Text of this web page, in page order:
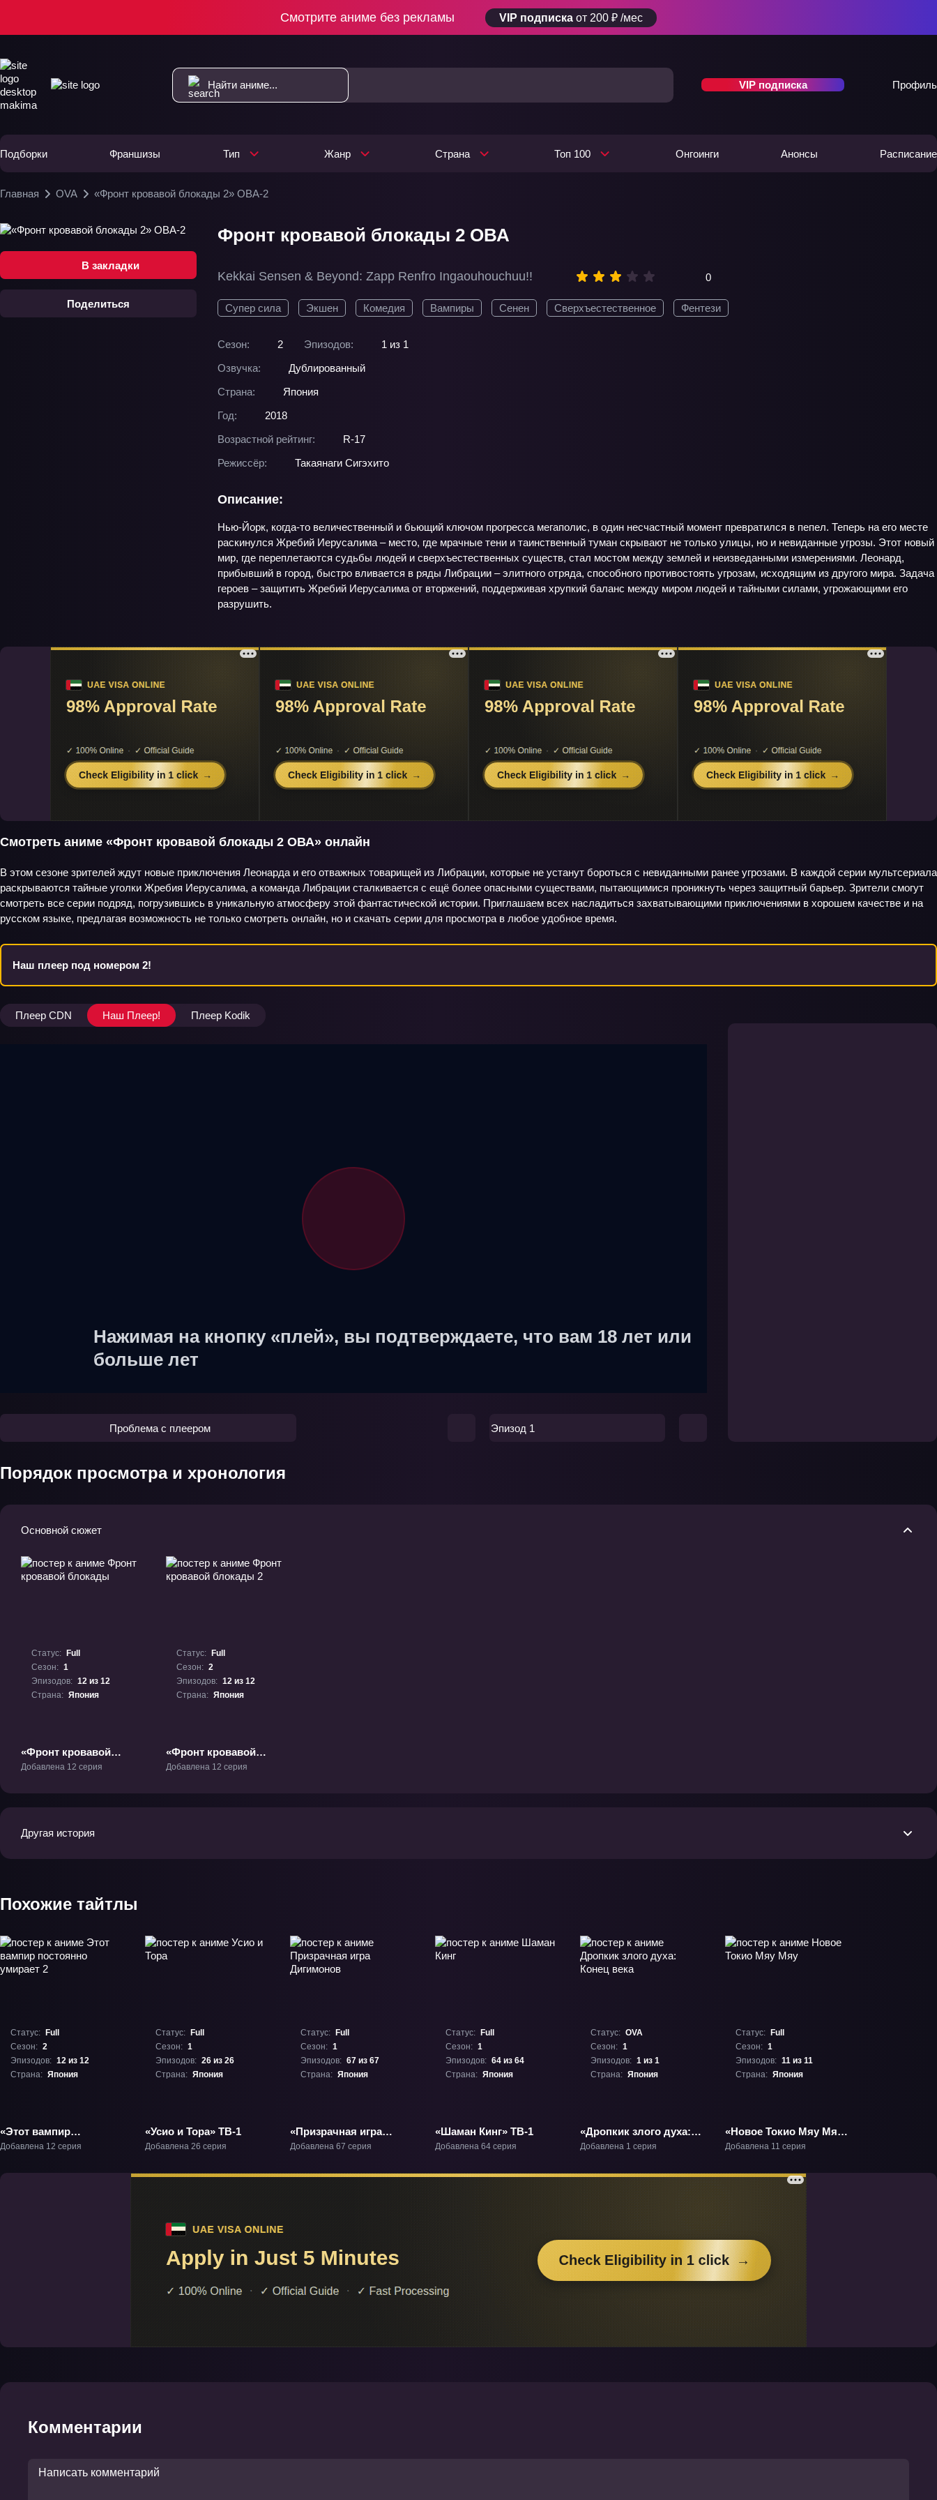
Смотрите аниме без рекламы VIP подписка от 200 ₽ /мес
VIP подписка Профиль
Подборки Франшизы Тип Жанр Страна Топ 100 Онгоинги Анонсы Расписание
Главная OVA «Фронт кровавой блокады 2» ОВА-2
В закладки
Поделиться
Фронт кровавой блокады 2 ОВА
Kekkai Sensen & Beyond: Zapp Renfro Ingaouhouchuu!! 0
Супер сила Экшен Комедия Вампиры Сенен Сверхъестественное Фентези
Сезон: 2 Эпизодов:
1 из 1
Озвучка:
Дублированный
Страна:
Япония
Год:
2018
Возрастной рейтинг:
R-17
Режиссёр:
Такаянаги Сигэхито
Описание:
Нью-Йорк, когда-то величественный и бьющий ключом прогресса мегаполис, в один несчастный момент превратился в пепел. Теперь на его месте
раскинулся Жребий Иерусалима – место, где мрачные тени и таинственный туман скрывают не только улицы, но и невиданные угрозы. Этот новый
мир, где переплетаются судьбы людей и сверхъестественных существ, стал мостом между землей и неизведанными измерениями. Леонард,
прибывший в город, быстро вливается в ряды Либрации – элитного отряда, способного противостоять угрозам, исходящим из другого мира. Задача
героев – защитить Жребий Иерусалима от вторжений, поддерживая хрупкий баланс между миром людей и тайными силами, угрожающими его
разрушить.
Смотреть аниме «Фронт кровавой блокады 2 ОВА» онлайн
В этом сезоне зрителей ждут новые приключения Леонарда и его отважных товарищей из Либрации, которые не устанут бороться с невиданными ранее угрозами. В каждой серии мультсериала
раскрываются тайные уголки Жребия Иерусалима, а команда Либрации сталкивается с ещё более опасными существами, пытающимися проникнуть через защитный барьер. Зрители смогут
смотреть все серии подряд, погрузившись в уникальную атмосферу этой фантастической истории. Приглашаем всех насладиться захватывающими приключениями в хорошем качестве и на
русском языке, предлагая возможность не только смотреть онлайн, но и скачать серии для просмотра в любое удобное время.
Наш плеер под номером 2!
Плеер CDN Наш Плеер! Плеер Kodik
Нажимая на кнопку «плей», вы подтверждаете, что вам 18 лет или
больше лет
Проблема с плеером Эпизод 1
Порядок просмотра и хронология
Основной сюжет
Статус:
Full
Сезон: 1
Эпизодов: 12 из 12
Страна: Япония
«Фронт кровавой
блокады» ТВ-1
Добавлена 12 серия
Статус:
Full
Сезон: 2
Эпизодов: 12 из 12
Страна: Япония
«Фронт кровавой
блокады 2» ТВ-2
Добавлена 12 серия
Другая история
Похожие тайтлы
Статус:
Full
Сезон: 2
Эпизодов: 12 из 12
Страна: Япония
«Этот вампир
постоянно умирает 2»
Добавлена 12 серия
Статус:
Full
Сезон: 1
Эпизодов: 26 из 26
Страна: Япония
«Усио и Тора» ТВ-1
Добавлена 26 серия
Статус:
Full
Сезон: 1
Эпизодов: 67 из 67
Страна: Япония
«Призрачная игра
Дигимонов» ТВ-1
Добавлена 67 серия
Статус:
Full
Сезон: 1
Эпизодов: 64 из 64
Страна: Япония
«Шаман Кинг» ТВ-1
Добавлена 64 серия
Статус: OVA
Сезон: 1
Эпизодов: 1 из 1
Страна: Япония
«Дропкик злого духа:
Конец века» ОВА-1
Добавлена 1 серия
Статус:
Full
Сезон: 1
Эпизодов: 11 из 11
Страна: Япония
«Новое Токио Мяу Мяу»
ТВ-1
Добавлена 11 серия
Комментарии